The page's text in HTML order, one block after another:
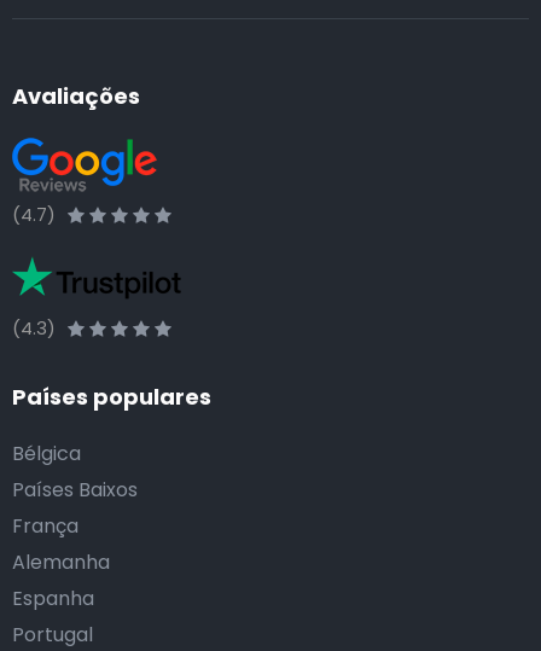
Avaliações
(4.7)
(4.3)
Países populares
Bélgica
Países Baixos
França
Alemanha
Espanha
Portugal